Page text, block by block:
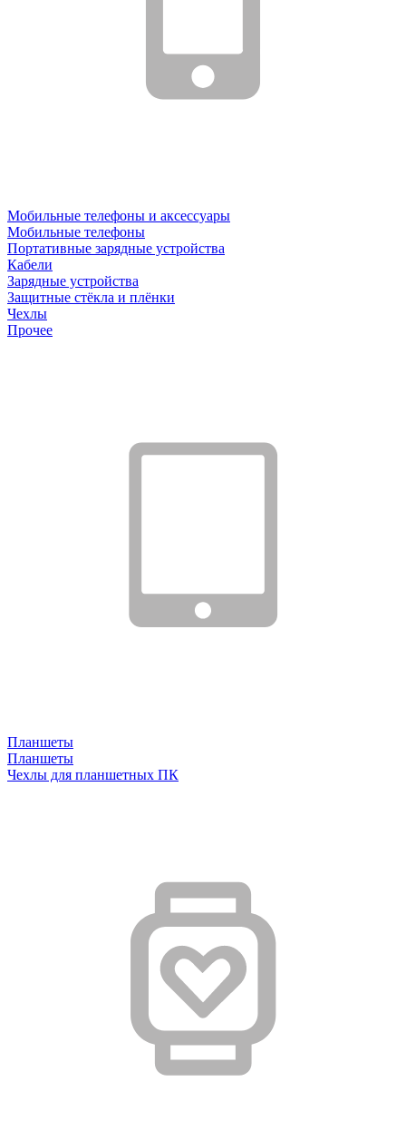
Мобильные телефоны и аксессуары
Мобильные телефоны
Портативные зарядные устройства
Кабели
Зарядные устройства
Защитные стёкла и плёнки
Чехлы
Прочее
Планшеты
Планшеты
Чехлы для планшетных ПК